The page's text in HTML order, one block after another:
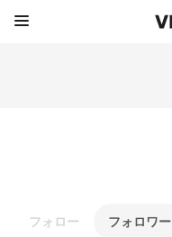
フォロー フォロワー